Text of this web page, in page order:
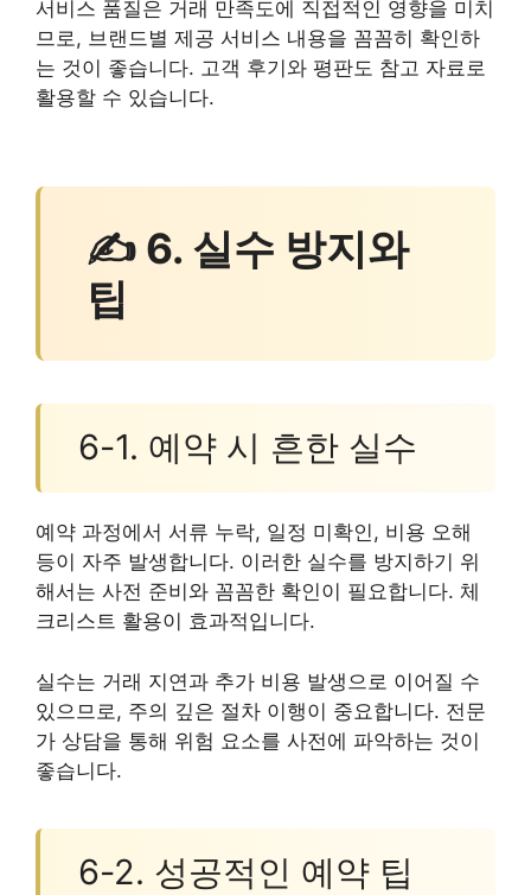
서비스 품질은 거래 만족도에 직접적인 영향을 미치
므로, 브랜드별 제공 서비스 내용을 꼼꼼히 확인하
는 것이 좋습니다. 고객 후기와 평판도 참고 자료로
활용할 수 있습니다.
✍ 6. 실수 방지와
팁
6-1. 예약 시 흔한 실수
예약 과정에서 서류 누락, 일정 미확인, 비용 오해
등이 자주 발생합니다. 이러한 실수를 방지하기 위
해서는 사전 준비와 꼼꼼한 확인이 필요합니다. 체
크리스트 활용이 효과적입니다.
실수는 거래 지연과 추가 비용 발생으로 이어질 수
있으므로, 주의 깊은 절차 이행이 중요합니다. 전문
가 상담을 통해 위험 요소를 사전에 파악하는 것이
좋습니다.
6-2. 성공적인 예약 팁